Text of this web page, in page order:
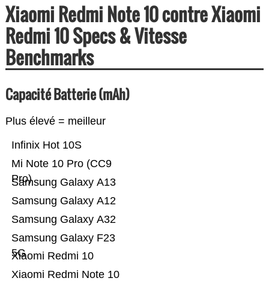
Xiaomi Redmi Note 10 contre Xiaomi
Redmi 10 Specs & Vitesse
Benchmarks
Capacité Batterie (mAh)
Plus élevé = meilleur
Xiaomi Redmi Note 10
Xiaomi Redmi 10
Samsung Galaxy F23
5G
Samsung Galaxy A32
Samsung Galaxy A12
Samsung Galaxy A13
Mi Note 10 Pro (CC9
Pro)
Infinix Hot 10S